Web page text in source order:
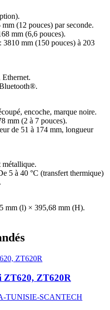
mm (12 pouces) par seconde.
mm (6,6 pouces).
3810 mm (150 pouces) à 203
encoche, marque noire.
mm (2 à 7 pouces).
de 51 à 174 mm, longueur
métallique.
5 à 40 °C (transfert thermique)
mm (l) × 395,68 mm (H).
ZT620, ZT620R